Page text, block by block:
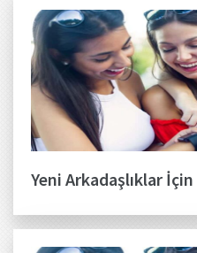
Yeni Arkadaşlıklar